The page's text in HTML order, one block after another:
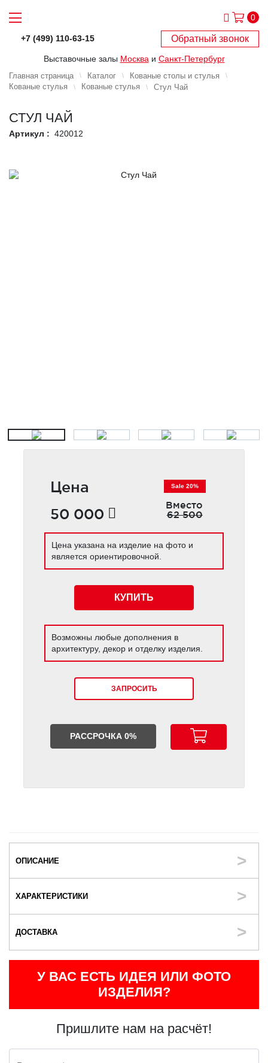
0
+7 (499) 110-63-15 Обратный звонок
Выставочные залы Москва и Санкт-Петербург
Главная страница Каталог
Кованые столы и стулья
Кованые стулья
Кованые стулья Стул Чай
СТУЛ ЧАЙ
Артикул : 420012
Цена
50 000
Sale 20%
Вместо
62 500
Цена указана на изделие на фото и
является ориентировочной.
КУПИТЬ
Возможны любые дополнения в
архитектуру, декор и отделку изделия.
ЗАПРОСИТЬ
РАССРОЧКА 0%
ОПИСАНИЕ
ХАРАКТЕРИСТИКИ
ДОСТАВКА
У ВАС ЕСТЬ ИДЕЯ ИЛИ ФОТО
ИЗДЕЛИЯ?
Пришлите нам на расчёт!